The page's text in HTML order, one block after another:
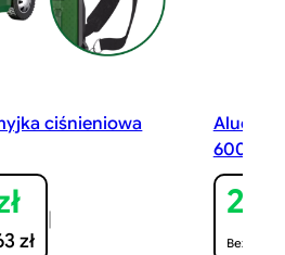
ciśnieniowa
zł
|
Alucynk
600
Bez